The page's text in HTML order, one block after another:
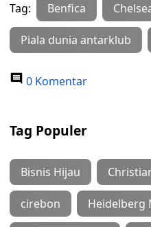
Tag: Benfica
Piala dunia antarklub
0 Komentar
Tag Populer
Bisnis Hijau
cirebon Heidelberg